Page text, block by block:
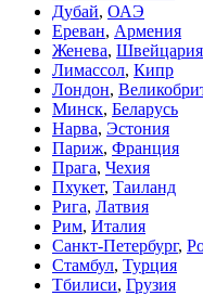
Дубай, ОАЭ
Ереван, Армения
Женева, Швейцария
Лимассол, Кипр
Лондон,
Минск, Беларусь
Нарва, Эстония
Париж, Франция
Прага, Чехия
Пхукет, Таиланд
Рига, Латвия
Рим, Италия
Санкт-Петербург,
Стамбул, Турция
Тбилиси, Грузия